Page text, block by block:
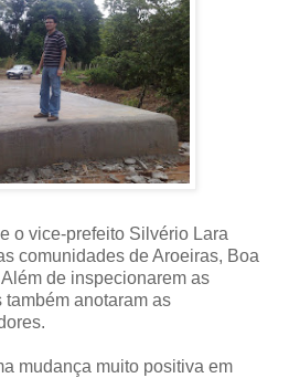
o vice-prefeito Silvério Lara
comunidades de Aroeiras, Boa
de inspecionarem as
anotaram as
mudança muito positiva em